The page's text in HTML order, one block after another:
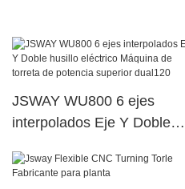
JSWAY WU800 6 ejes
interpolados Eje Y Doble
torreta de potencia superior